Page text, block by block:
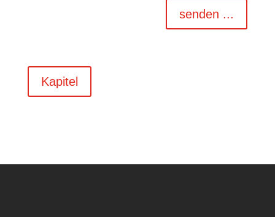
senden ...
Kapitel